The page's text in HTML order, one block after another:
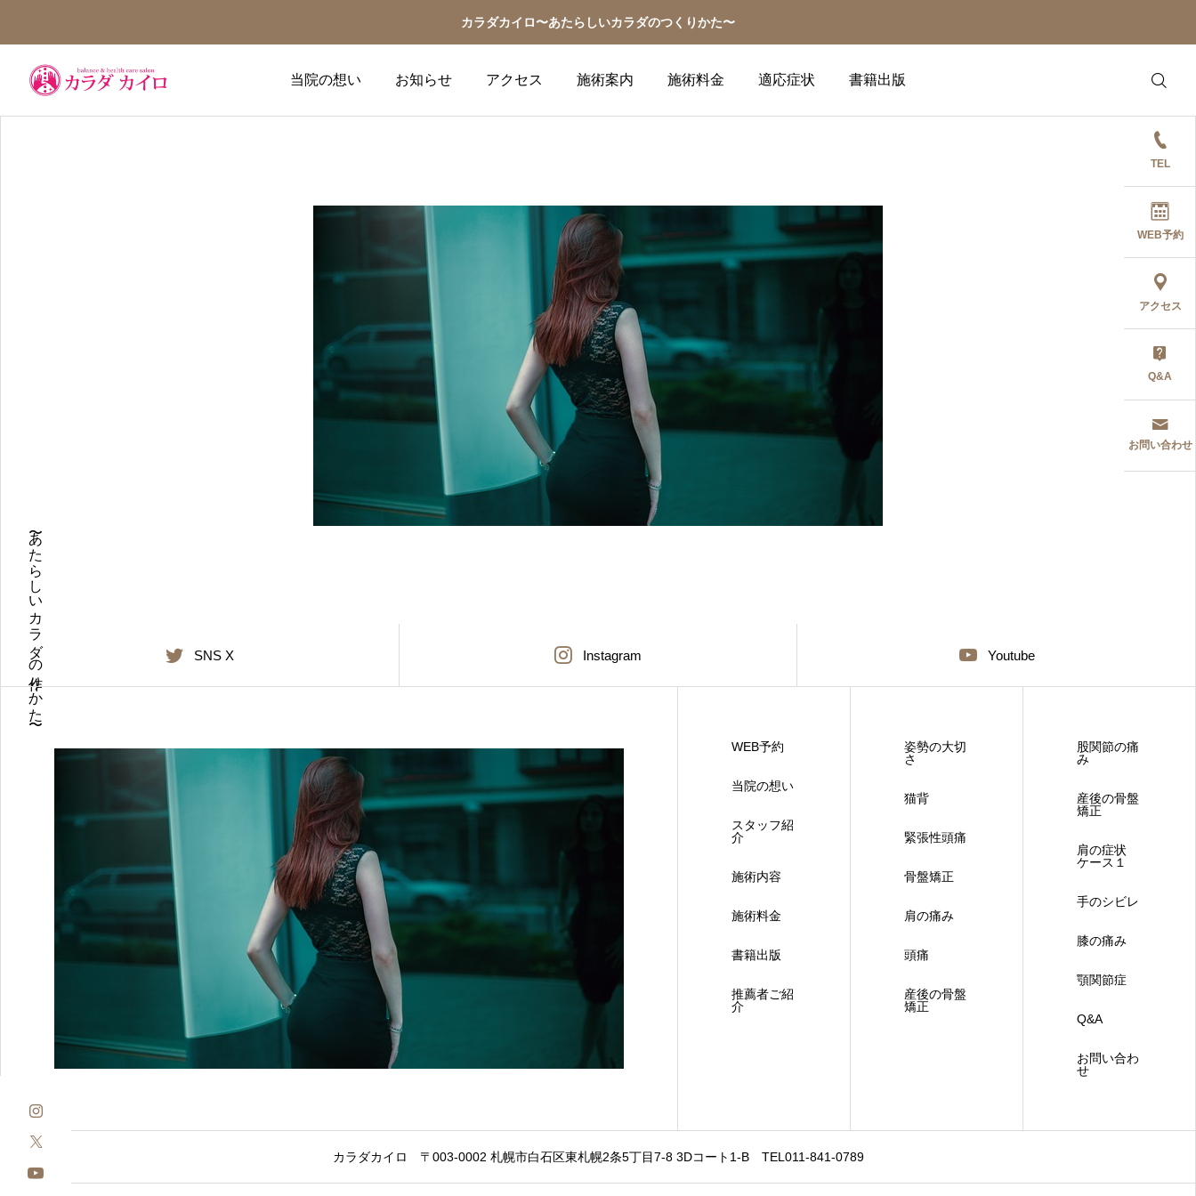
カラダカイロ〜あたらしいカラダのつくりかた〜
当院の想い お知らせ アクセス 施術案内 施術料金 適応症状 書籍出版
〜あたらしいカラダの作りかた〜
TEL
WEB予約
アクセス
Q&A
お問い合わせ
SNS X Instagram Youtube
WEB予約
当院の想い
スタッフ紹
介
施術内容
施術料金
書籍出版
推薦者ご紹
介
姿勢の大切
さ
猫背
緊張性頭痛
骨盤矯正
肩の痛み
頭痛
産後の骨盤
矯正
股関節の痛
み
産後の骨盤
矯正
肩の症状
ケース１
手のシビレ
膝の痛み
顎関節症
Q&A
お問い合わ
せ
カラダカイロ 〒003-0002 札幌市白石区東札幌2条5丁目7-8 3Dコート1-B TEL011-841-0789